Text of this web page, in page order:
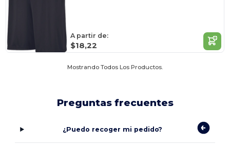
A partir de:
$18,22
Mostrando Todos Los Productos.
Preguntas frecuentes
¿Puedo recoger mi pedido?